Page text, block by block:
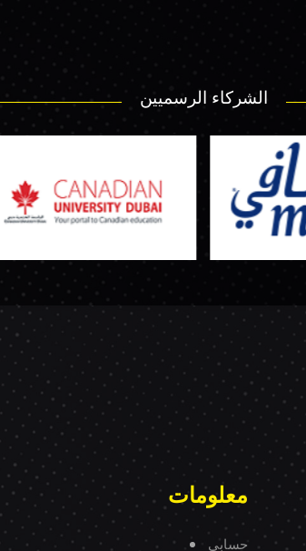
الشركاء الرسميين
معلومات
حسابي